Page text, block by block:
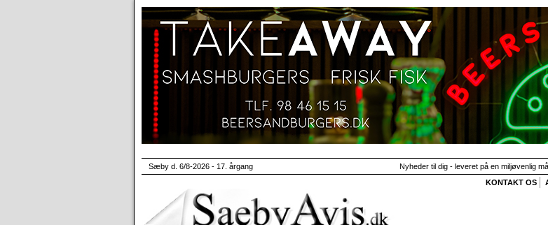
Sæby d. 6/8-2026 - 17. årgang Nyheder til dig - leveret på en miljøvenlig
KONTAKT OS